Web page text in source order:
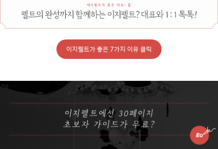
이지펠트가 좋은 7가지 이유 클릭